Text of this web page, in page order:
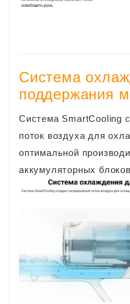
Система
поддержания
Система SmartCooling
поток воздуха для
оптимальной
аккумуляторных